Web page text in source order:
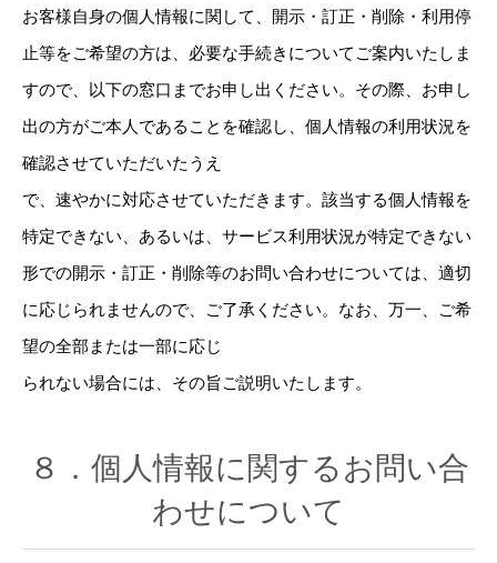
お客様自身の個人情報に関して、開示・訂正・削除・利用停
止等をご希望の方は、必要な手続きについてご案内いたしま
すので、以下の窓口までお申し出ください。その際、お申し
出の方がご本人であることを確認し、個人情報の利用状況を
確認させていただいたうえ
で、速やかに対応させていただきます。該当する個人情報を
特定できない、あるいは、サービス利用状況が特定できない
形での開示・訂正・削除等のお問い合わせについては、適切
に応じられませんので、ご了承ください。なお、万一、ご希
望の全部または一部に応じ
られない場合には、その旨ご説明いたします。
８．個人情報に関するお問い合
わせについて